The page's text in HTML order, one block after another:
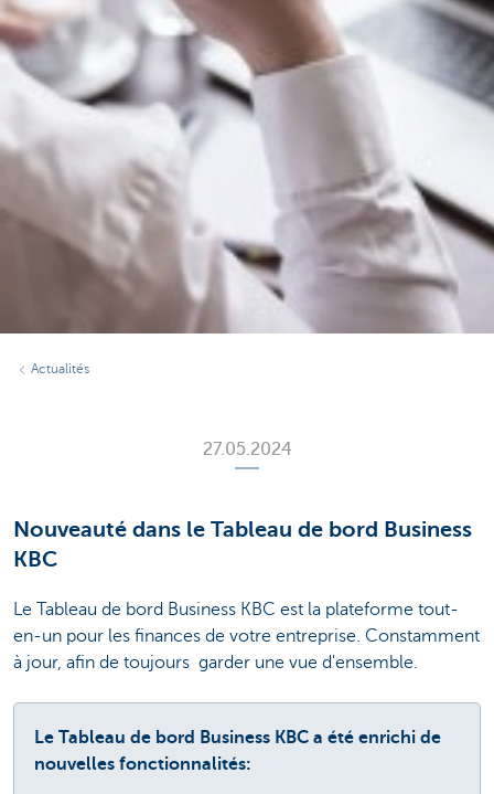
Actualités
27.05.2024
Nouveauté dans le Tableau de bord Business
KBC
Le Tableau de bord Business KBC est la plateforme tout-
en-un pour les finances de votre entreprise. Constamment
à jour, afin de toujours garder une vue d'ensemble.
Le Tableau de bord Business KBC a été enrichi de
nouvelles fonctionnalités: